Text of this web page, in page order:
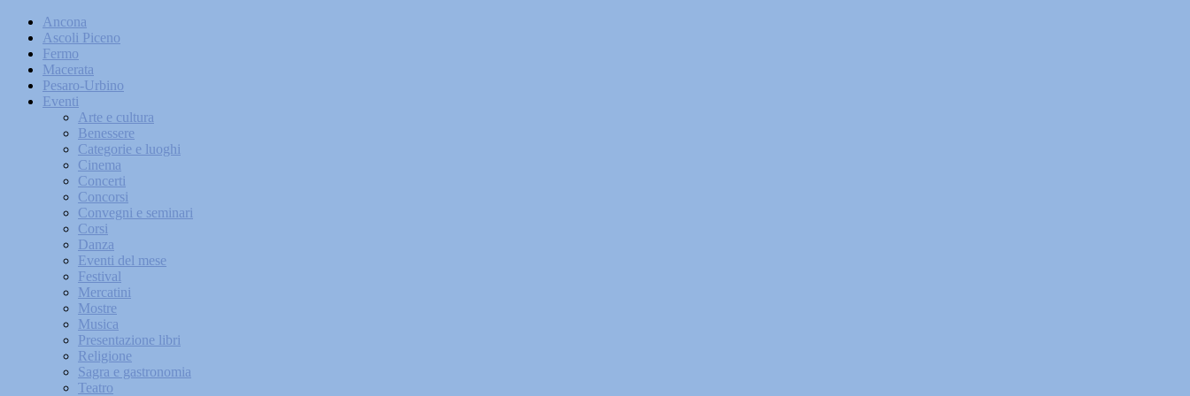
Ancona
Ascoli Piceno
Fermo
Macerata
Pesaro-Urbino
Eventi
Arte e cultura
Benessere
Categorie e luoghi
Cinema
Concerti
Concorsi
Convegni e seminari
Corsi
Danza
Eventi del mese
Festival
Mercatini
Mostre
Musica
Presentazione libri
Religione
Sagra e gastronomia
Teatro